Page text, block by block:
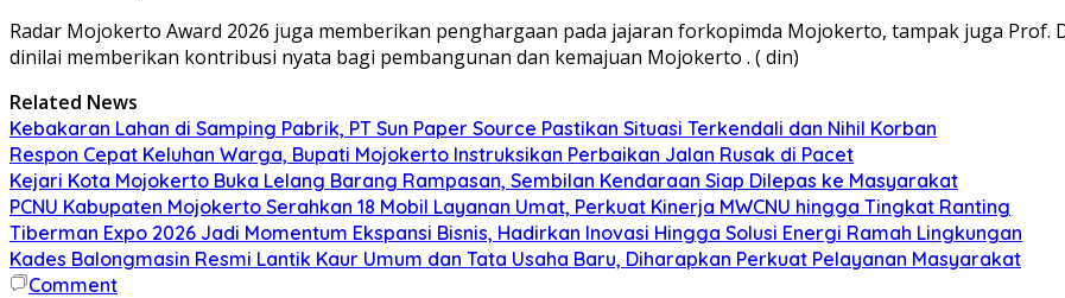
Radar Mojokerto Award 2026 juga memberikan penghargaan pada jajaran forkopimda Mojokerto, tampak juga Prof.
dinilai memberikan kontribusi nyata bagi pembangunan dan kemajuan Mojokerto . ( din)
Related News
Kebakaran Lahan di Samping Pabrik, PT Sun Paper Source Pastikan Situasi Terkendali dan Nihil Korban
Respon Cepat Keluhan Warga, Bupati Mojokerto Instruksikan Perbaikan Jalan Rusak di Pacet
Kejari Kota Mojokerto Buka Lelang Barang Rampasan, Sembilan Kendaraan Siap Dilepas ke Masyarakat
PCNU Kabupaten Mojokerto Serahkan 18 Mobil Layanan Umat, Perkuat Kinerja MWCNU hingga Tingkat Ranting
Tiberman Expo 2026 Jadi Momentum Ekspansi Bisnis, Hadirkan Inovasi Hingga Solusi Energi Ramah Lingkungan
Kades Balongmasin Resmi Lantik Kaur Umum dan Tata Usaha Baru, Diharapkan Perkuat Pelayanan Masyarakat
Comment